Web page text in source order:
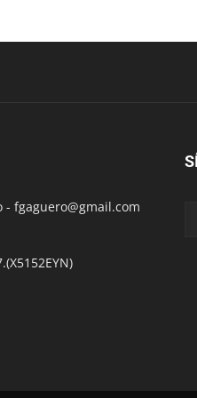
- fgaguero@gmail.com